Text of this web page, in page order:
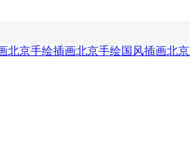
北京手绘插画北京手绘国风插画北